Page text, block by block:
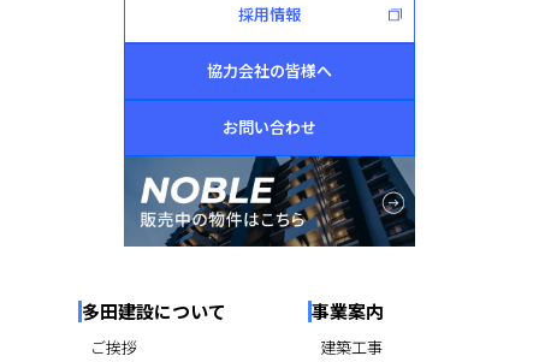
採用情報
協力会社の皆様へ
お問い合わせ
多田建設について
ご挨拶
事業案内
建築工事